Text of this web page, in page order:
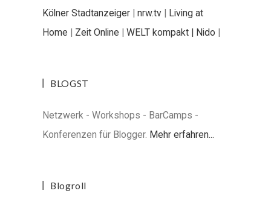
Kölner Stadtanzeiger | nrw.tv | Living at
Home | Zeit Online | WELT kompakt | Nido |
BLOGST
Netzwerk - Workshops - BarCamps -
Konferenzen für Blogger. Mehr erfahren...
Blogroll